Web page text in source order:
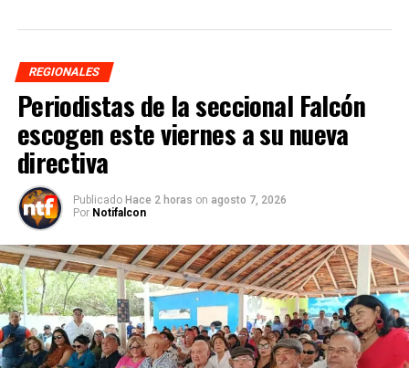
REGIONALES
Periodistas de la seccional Falcón
escogen este viernes a su nueva
directiva
Publicado Hace 2 horas on agosto 7, 2026
Por Notifalcon